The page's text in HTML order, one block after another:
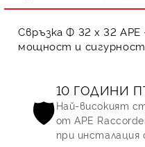
Свръзка Ф 32 х 32
мощност и сигурност
🛡️
10 ГОДИНИ
Най-високият
отAPE
при инсталация